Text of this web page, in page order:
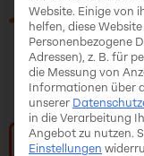
Visit
Website. Einige von
helfen, diese
Personenbezogene
Adressen), z. B. für
die Messung von
Informationen über
unserer
in die Verarbeitung
Angebot zu nutzen.
Einstellungen